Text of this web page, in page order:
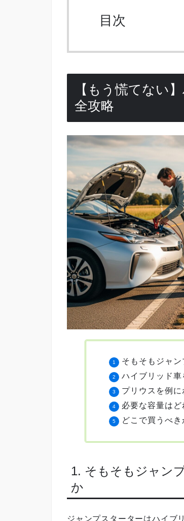
目次
【もう慌てない
全攻略
そもそもジャ
ハイブリッド
プリウスを例
必要な容量は
どこで買うべ
1. そもそもジャン
か
ジャンプスターターはハイブ